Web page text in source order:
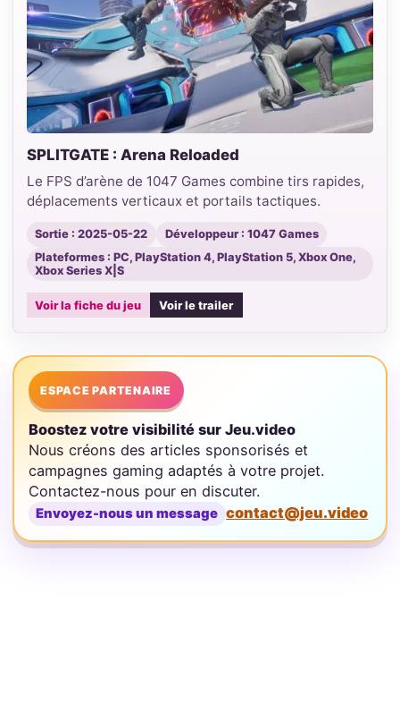
SPLITGATE : Arena Reloaded
Le FPS d’arène de 1047 Games combine tirs rapides,
déplacements verticaux et portails tactiques.
Sortie : 2025-05-22
Développeur : 1047 Games
Plateformes : PC, PlayStation 4, PlayStation 5, Xbox One,
Xbox Series X|S
Voir la fiche du jeu Voir le trailer
ESPACE PARTENAIRE
Boostez votre visibilité sur Jeu.video
Nous créons des articles sponsorisés et
campagnes gaming adaptés à votre projet.
Contactez-nous pour en discuter.
Envoyez-nous un message contact@jeu.video